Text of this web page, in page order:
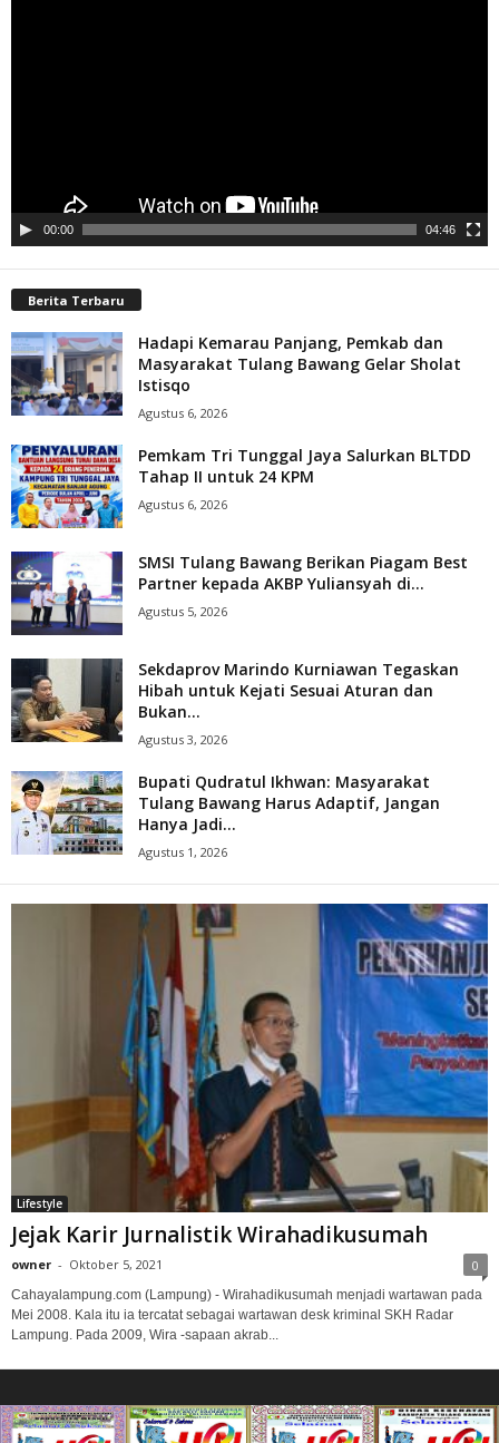
00:00 04:46
Berita Terbaru
Hadapi Kemarau Panjang, Pemkab dan
Masyarakat Tulang Bawang Gelar Sholat
Istisqo
Agustus 6, 2026
Pemkam Tri Tunggal Jaya Salurkan BLTDD
Tahap II untuk 24 KPM
Agustus 6, 2026
SMSI Tulang Bawang Berikan Piagam Best
Partner kepada AKBP Yuliansyah di...
Agustus 5, 2026
Sekdaprov Marindo Kurniawan Tegaskan
Hibah untuk Kejati Sesuai Aturan dan
Bukan...
Agustus 3, 2026
Bupati Qudratul Ikhwan: Masyarakat
Tulang Bawang Harus Adaptif, Jangan
Hanya Jadi...
Agustus 1, 2026
Lifestyle
Jejak Karir Jurnalistik Wirahadikusumah
owner - Oktober 5, 2021 0
Cahayalampung.com (Lampung) - Wirahadikusumah menjadi wartawan pada
Mei 2008. Kala itu ia tercatat sebagai wartawan desk kriminal SKH Radar
Lampung. Pada 2009, Wira -sapaan akrab...